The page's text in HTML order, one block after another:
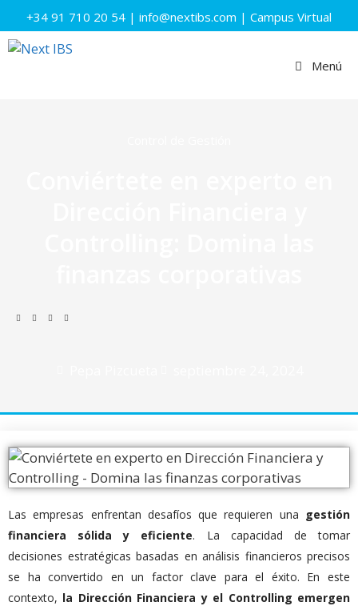
+34 91 710 20 54 | info@nextibs.com | Campus Virtual
Menú
Las empresas enfrentan desafíos que requieren una gestión
financiera sólida y eficiente. La capacidad de tomar
decisiones estratégicas basadas en análisis financieros precisos
se ha convertido en un factor clave para el éxito. En este
contexto, la Dirección Financiera y el Controlling emergen